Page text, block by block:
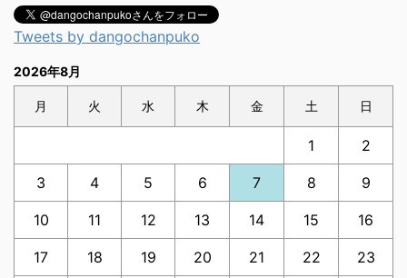
Tweets by dangochanpuko
2026年8月
月 火 水 木 金 土 日
1 2
3 4 5 6 7 8 9
10 11 12 13 14 15 16
17 18 19 20 21 22 23